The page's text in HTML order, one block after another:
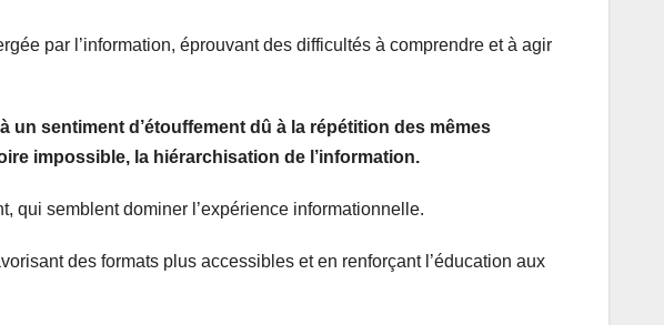
par l’information, éprouvant des difficultés à comprendre et à agir
un sentiment d’étouffement dû à la répétition des mêmes
impossible, la hiérarchisation de l’information.
qui semblent dominer l’expérience informationnelle.
des formats plus accessibles et en renforçant l’éducation aux